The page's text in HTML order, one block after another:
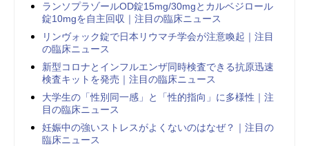
ランソプラゾールOD錠15mg/30mgとカルベジロール
錠10mgを自主回収｜注目の臨床ニュース
リンヴォック錠で日本リウマチ学会が注意喚起｜注目
の臨床ニュース
新型コロナとインフルエンザ同時検査できる抗原迅速
検査キットを発売｜注目の臨床ニュース
大学生の「性別同一感」と「性的指向」に多様性｜注
目の臨床ニュース
妊娠中の強いストレスがよくないのはなぜ？｜注目の
臨床ニュース